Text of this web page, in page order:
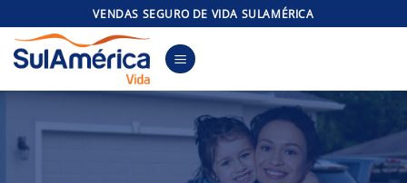
to
content
VENDAS SEGURO DE VIDA SULAMÉRICA